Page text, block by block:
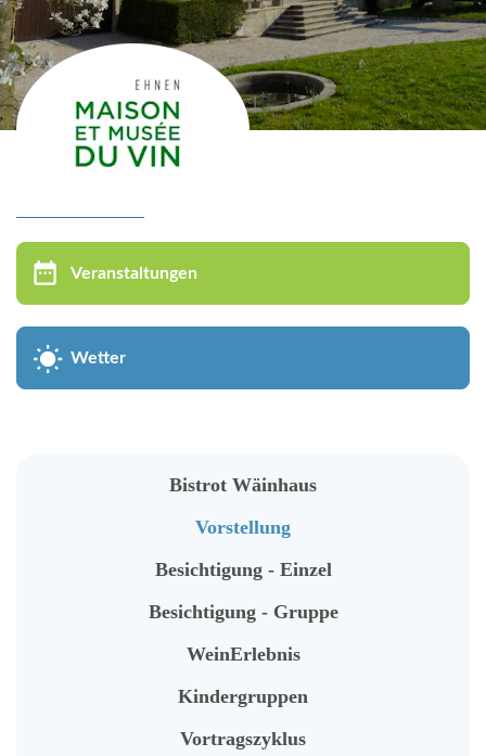
Geschenkgutscheine
Programm
Virtuelle Besichtigung
Bistrot Wäinhaus
Besichtigung - Einzel
Veranstaltungen
Wetter
Bistrot Wäinhaus
Vorstellung
Besichtigung - Einzel
Besichtigung - Gruppe
WeinErlebnis
Kindergruppen
Vortragszyklus